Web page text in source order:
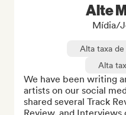
Alte
Mídia/
Alta taxa
Alta
We have been writing
artists on our social
shared several Track